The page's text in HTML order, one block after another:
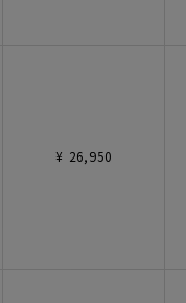
¥ 26,950